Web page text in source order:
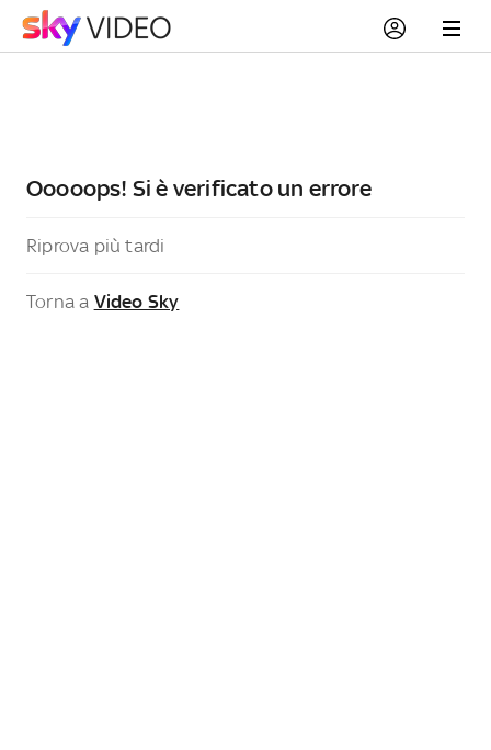
Ooooops! Si è verificato un errore
Riprova più tardi
Torna a Video Sky